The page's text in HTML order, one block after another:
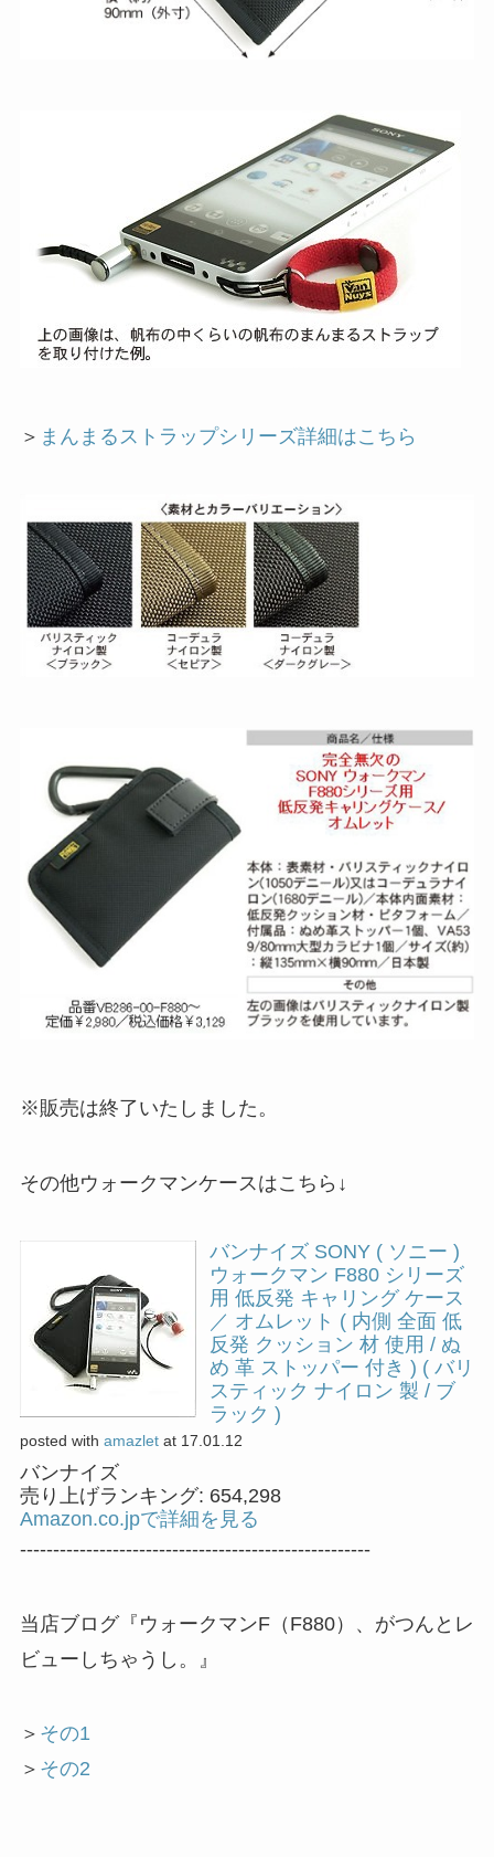
＞ まんまるストラップシリーズ詳細はこちら
※販売は終了いたしました。
その他ウォークマンケースはこちら↓
バンナイズ SONY ( ソニー )
ウォークマン F880 シリーズ
用 低反発 キャリング ケース
／ オムレット ( 内側 全面 低
反発 クッション 材 使用 / ぬ
め 革 ストッパー 付き ) ( バリ
スティック ナイロン 製 / ブ
ラック )
posted with amazletat 17.01.12
バンナイズ
売り上げランキング: 654,298
Amazon.co.jpで詳細を見る
-----------------------------------------------------
当店ブログ『ウォークマンF（F880）、がつんとレ
ビューしちゃうし。』
＞ その1
＞ その2